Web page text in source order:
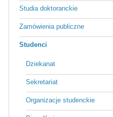
Studia doktoranckie
Zamówienia publiczne
Studenci
Dziekanat
Sekretariat
Organizacje studenckie